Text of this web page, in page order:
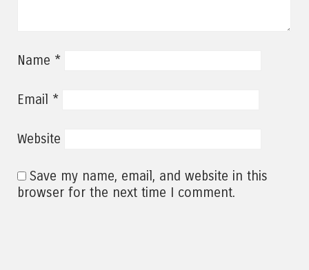
Name *
Email *
Website
Save my name, email, and website in this
browser for the next time I comment.